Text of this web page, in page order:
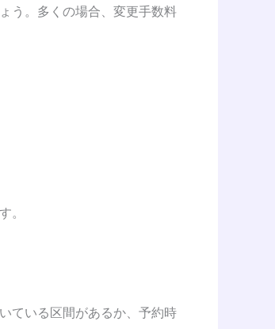
う。多くの場合、変更手数料
。
ている区間があるか、予約時